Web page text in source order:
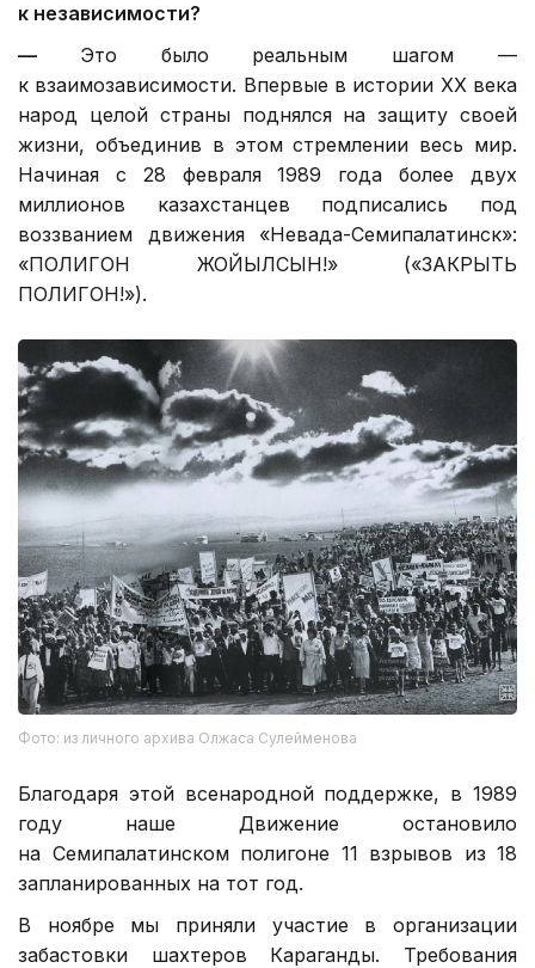
к независимости?
— Это было реальным шагом —
к взаимозависимости. Впервые в истории ХХ века
народ целой страны поднялся на защиту своей
жизни, объединив в этом стремлении весь мир.
Начиная с 28 февраля 1989 года более двух
миллионов казахстанцев подписались под
воззванием движения «Невада-Семипалатинск»:
«ПОЛИГОН ЖОЙЫЛСЫН!» («ЗАКРЫТЬ
ПОЛИГОН!»).
Фото: из личного архива Олжаса Сулейменова
Благодаря этой всенародной поддержке, в 1989
году наше Движение остановило
на Семипалатинском полигоне 11 взрывов из 18
запланированных на тот год.
В ноябре мы приняли участие в организации
забастовки шахтеров Караганды. Требования